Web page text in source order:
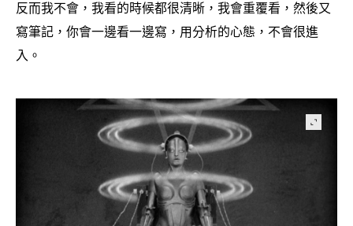
反而我不會 ， 我看的時候都很清晰 ， 我會重覆看 ， 然後又
寫筆記 ， 你會一邊看一邊寫 ， 用分析的心態 ， 不會很進
入。